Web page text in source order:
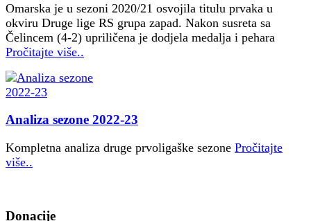
Omarska je u sezoni 2020/21 osvojila titulu prvaka u
okviru Druge lige RS grupa zapad. Nakon susreta sa
Čelincem (4-2) upriličena je dodjela medalja i pehara
Pročitajte više..
Analiza sezone 2022-23
Kompletna analiza druge prvoligaške sezone Pročitajte
više..
Donacije